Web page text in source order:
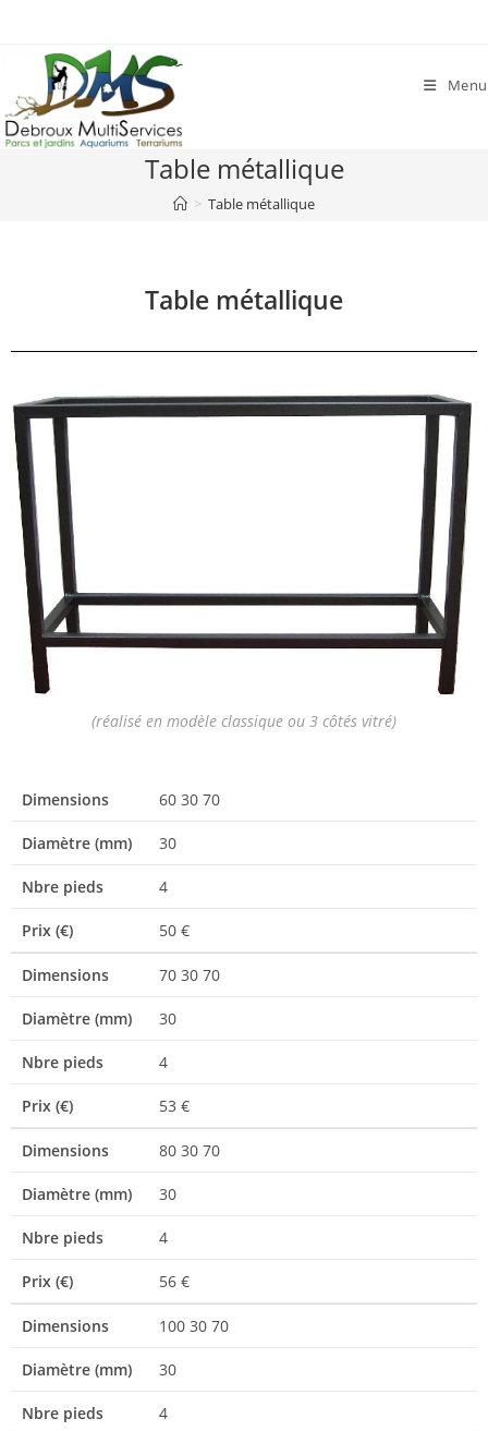
Menu
Table métallique
> Table métallique
Table métallique
(réalisé en modèle classique ou 3 côtés vitré)
Dimensions 60 30 70
Diamètre (mm) 30
Nbre pieds 4
Prix (€) 50 €
Dimensions 70 30 70
Diamètre (mm) 30
Nbre pieds 4
Prix (€) 53 €
Dimensions 80 30 70
Diamètre (mm) 30
Nbre pieds 4
Prix (€) 56 €
Dimensions 100 30 70
Diamètre (mm) 30
Nbre pieds 4